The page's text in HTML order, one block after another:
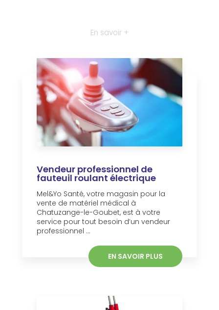
En savoir +
Vendeur professionnel de
fauteuil roulant électrique
Mel&Yo Santé, votre magasin pour la
vente de matériel médical à
Chatuzange-le-Goubet, est à votre
service pour tout besoin d’un vendeur
professionnel ...
EN SAVOIR PLUS